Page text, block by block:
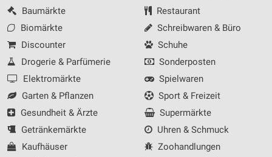
Baumärkte
Biomärkte
Discounter
Drogerie & Parfümerie
Elektromärkte
Garten & Pflanzen
Gesundheit & Ärzte
Getränkemärkte
Kaufhäuser
Restaurant
Schreibwaren & Büro
Schuhe
Sonderposten
Spielwaren
Sport & Freizeit
Supermärkte
Uhren & Schmuck
Zoohandlungen